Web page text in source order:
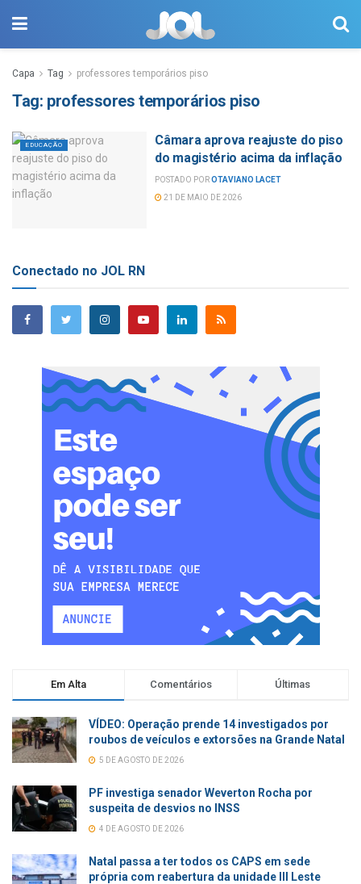
Capa Tag professores temporários piso
Tag: professores temporários piso
EDUCAÇÃO
Câmara aprova reajuste do piso
do magistério acima da inflação
POSTADO POROTAVIANO LACET
21 DE MAIO DE 2026
Conectado no JOL RN
Em Alta Comentários Últimas
VÍDEO: Operação prende 14 investigados por
roubos de veículos e extorsões na Grande Natal
5 DE AGOSTO DE 2026
PF investiga senador Weverton Rocha por
suspeita de desvios no INSS
4 DE AGOSTO DE 2026
Natal passa a ter todos os CAPS em sede
própria com reabertura da unidade III Leste